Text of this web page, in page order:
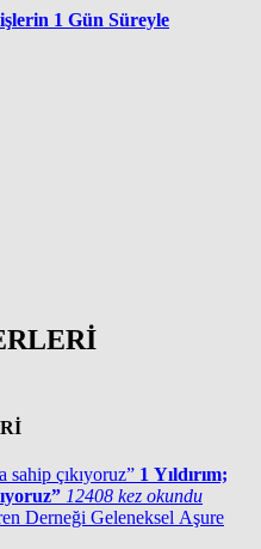
Süreyle
1 Yıldırım;
12408 kez okundu